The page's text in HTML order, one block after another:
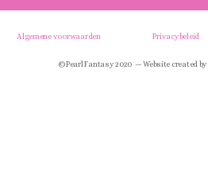
Algemene voorwaarden Privacybeleid
© Pearl Fantasy 2020 — Website created by